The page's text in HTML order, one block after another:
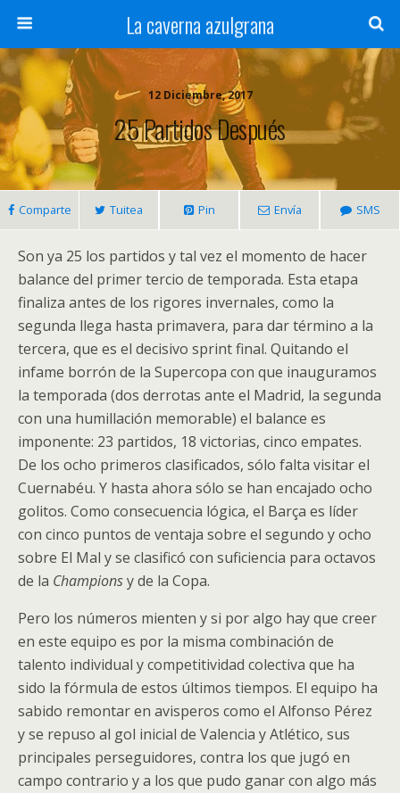
La caverna azulgrana
12 Diciembre, 2017
25 Partidos Después
Comparte Tuitea Pin Envía SMS
Son ya 25 los partidos y tal vez el momento de hacer
balance del primer tercio de temporada. Esta etapa
finaliza antes de los rigores invernales, como la
segunda llega hasta primavera, para dar término a la
tercera, que es el decisivo sprint final. Quitando el
infame borrón de la Supercopa con que inauguramos
la temporada (dos derrotas ante el Madrid, la segunda
con una humillación memorable) el balance es
imponente: 23 partidos, 18 victorias, cinco empates.
De los ocho primeros clasificados, sólo falta visitar el
Cuernabéu. Y hasta ahora sólo se han encajado ocho
golitos. Como consecuencia lógica, el Barça es líder
con cinco puntos de ventaja sobre el segundo y ocho
sobre El Mal y se clasificó con suficiencia para octavos
de la Championsy de la Copa.
Pero los números mienten y si por algo hay que creer
en este equipo es por la misma combinación de
talento individual y competitividad colectiva que ha
sido la fórmula de estos últimos tiempos. El equipo ha
sabido remontar en avisperos como el Alfonso Pérez
y se repuso al gol inicial de Valencia y Atlético, sus
principales perseguidores, contra los que jugó en
campo contrario y a los que pudo ganar con algo más